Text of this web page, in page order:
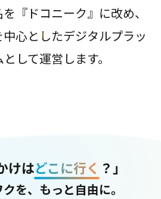
『ドコニーク』に改め、
心としたデジタルプラッ
して運営します。
けはどこに行く ？」
を、もっと自由に。